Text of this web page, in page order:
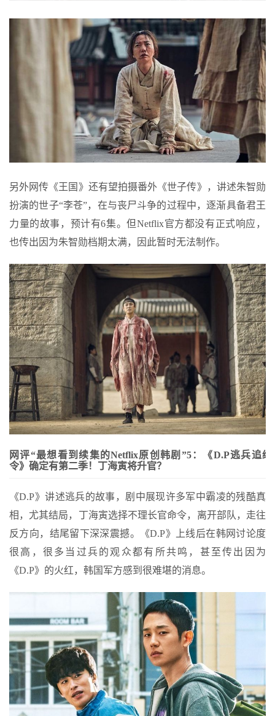
另外网传《王国》还有望拍摄番外《世子传》，讲述朱智勋
扮演的世子“李苍”，在与丧尸斗争的过程中，逐渐具备君王
力量的故事，预计有6集。但Netflix官方都没有正式响应，
也传出因为朱智勋档期太满，因此暂时无法制作。
网评“最想看到续集的Netflix原创韩剧”5：《D.P逃兵追缉
令》确定有第二季！丁海寅将升官？
《D.P》讲述逃兵的故事，剧中展现许多军中霸凌的残酷真
相，尤其结局，丁海寅选择不理长官命令，离开部队，走往
反方向，结尾留下深深震撼。《D.P》上线后在韩网讨论度
很高，很多当过兵的观众都有所共鸣，甚至传出因为
《D.P》的火红，韩国军方感到很难堪的消息。